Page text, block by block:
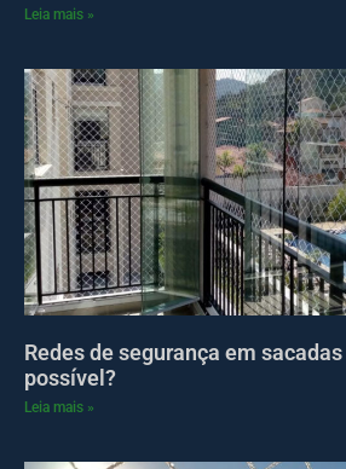
Leia mais »
Redes de segurança em
possível?
Leia mais »